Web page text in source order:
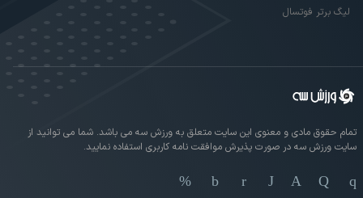
لیگ برتر فوتسال
تمام حقوق مادی و معنوی این سایت متعلق به ورزش سه می باشد. شما می توانید از
سایت ورزش سه در صورت پذیرش موافقت نامه کاربری استفاده نمایید.